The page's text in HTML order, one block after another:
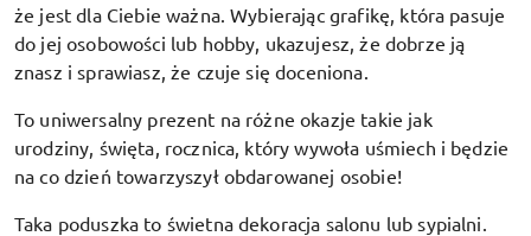
że jest dla Ciebie ważna. Wybierając grafikę, która pasuje
do jej osobowości lub hobby, ukazujesz, że dobrze ją
znasz i sprawiasz, że czuje się doceniona.
To uniwersalny prezent na różne okazje takie jak
urodziny, święta, rocznica, który wywoła uśmiech i będzie
na co dzień towarzyszył obdarowanej osobie!
Taka poduszka to świetna dekoracja salonu lub sypialni.